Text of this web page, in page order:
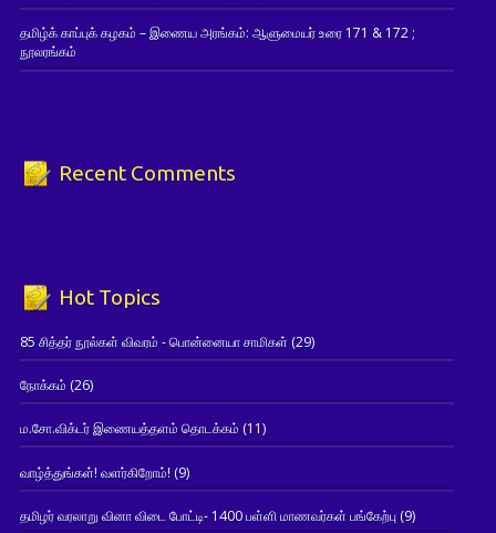
தமிழ்க் காப்புக் கழகம் – இணைய அரங்கம்: ஆளுமையர் உரை 171 & 172 ;
நூலரங்கம்
Recent Comments
Hot Topics
85 சித்தர் நூல்கள் விவரம் - பொன்னையா சாமிகள் (29)
நோக்கம் (26)
ம.சோ.விக்டர் இணையத்தளம் தொடக்கம் (11)
வாழ்த்துங்கள்! வளர்கிறோம்! (9)
தமிழர் வரலாறு வினா விடை போட்டி- 1400 பள்ளி மாணவர்கள் பங்கேற்பு(9)